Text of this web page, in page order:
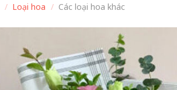
/ Loại hoa / Các loại hoa khác